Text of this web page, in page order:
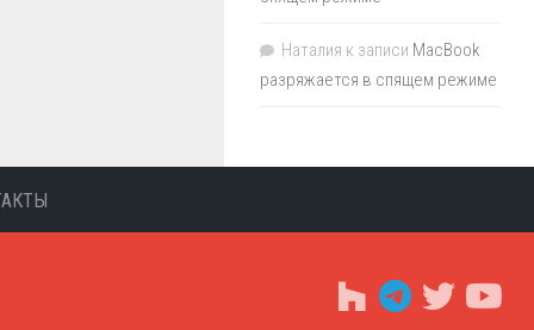
Наталия к записи MacBook
разряжается в спящем режиме